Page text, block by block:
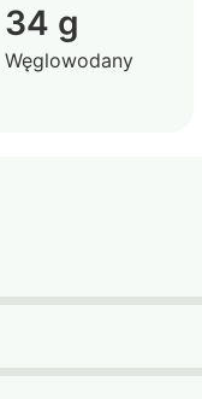
34 g
Węglowodany